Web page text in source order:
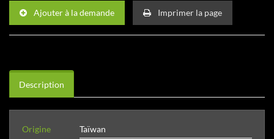
Ajouter à la demande Imprimer la page
Description
Origine
Taïwan